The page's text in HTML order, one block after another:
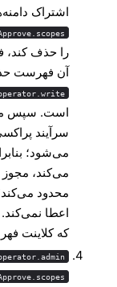
اشتراک
را حذف کند،
آن فهرست
است. سپس
سرآیند
می‌شود؛
می‌کند، مجوز
محدود
اعطا
که کلاینت